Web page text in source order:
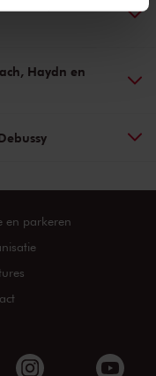
Haydn en
en parkeren